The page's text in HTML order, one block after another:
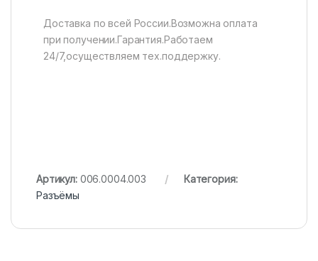
Доставка по всей России.Возможна оплата
при получении.Гарантия.Работаем
24/7,осуществляем тех.поддержку.
Артикул: 006.0004.003
Категория:
Разъёмы